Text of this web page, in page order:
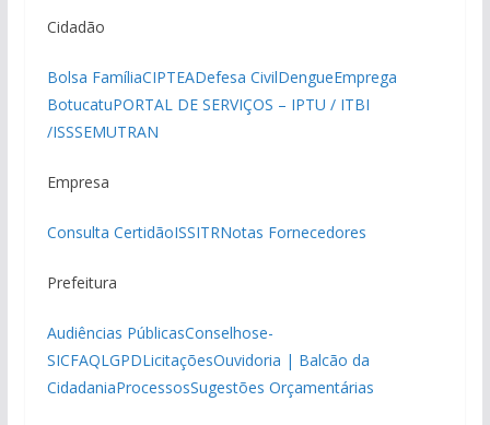
Cidadão
Bolsa FamíliaCIPTEADefesa CivilDengueEmprega
BotucatuPORTAL DE SERVIÇOS – IPTU / ITBI
/ISSSEMUTRAN
Empresa
Consulta CertidãoISSITRNotas Fornecedores
Prefeitura
Audiências PúblicasConselhose-
SICFAQLGPDLicitaçõesOuvidoria | Balcão da
CidadaniaProcessosSugestões Orçamentárias